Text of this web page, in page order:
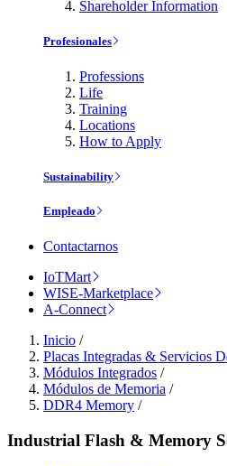
Shareholder Information
Profesionales
Professions
Life
Training
Locations
How to Apply
Sustainability
Empleado
Contactarnos
IoTMart
WISE-Marketplace
A-Connect
Inicio /
Placas Integradas & Servicios
Módulos Integrados /
Módulos de Memoria /
DDR4 Memory /
Industrial Flash & Memory